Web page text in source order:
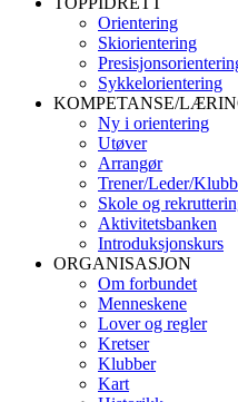
Orientering
Skiorientering
Sykkelorientering
KOMPETANSE/
Ny i orientering
Utøver
Arrangør
Trener/Leder/Klubb
Skole og
Aktivitetsbanken
Introduksjonskurs
ORGANISASJON
Om forbundet
Menneskene
Lover og regler
Kretser
Klubber
Kart